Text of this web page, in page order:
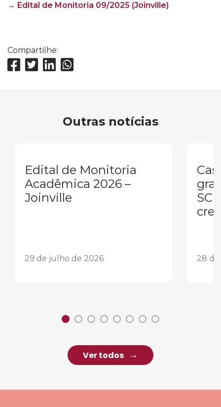
→ Edital de Monitoria 09/2025 (Joinville)
Compartilhe:
Outras notícias
Edital de Monitoria
Acadêmica 2026 –
Joinville
29 de julho de 2026
SC
28
Ver todos